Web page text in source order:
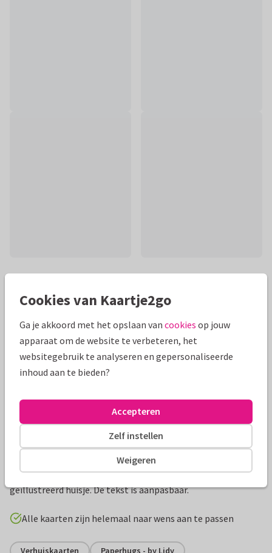
Mooie extra's bij je kaart
Productinformatie
Hippe en stijlvolle verhuiskaart nieuwe woning met
geïllustreerd huisje. De tekst is aanpasbaar.
Alle kaarten zijn helemaal naar wens aan te passen
Verhuiskaarten Paperhugs - by Lidy
Cookies van Kaartje2go
Ga je akkoord met het opslaan van cookies op jouw
apparaat om de website te verbeteren, het
websitegebruik te analyseren en gepersonaliseerde
inhoud aan te bieden?
Weigeren
Zelf instellen
Accepteren